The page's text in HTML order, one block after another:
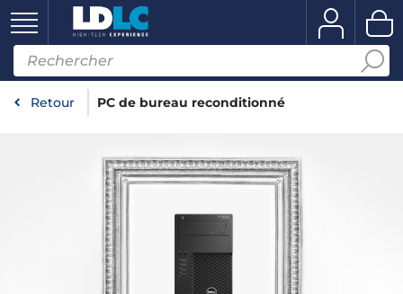
Retour PC de bureau reconditionné